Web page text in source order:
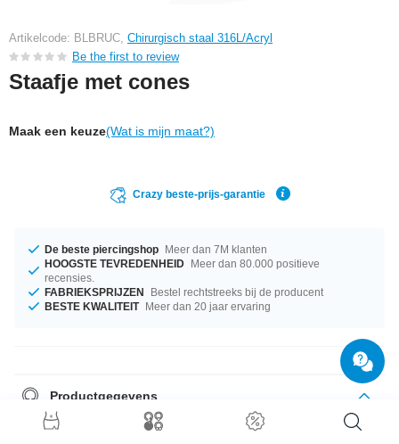
Artikelcode: BLBRUC, Chirurgisch staal 316L/Acryl
Be the first to review
Staafje met cones
Maak een keuze(Wat is mijn maat?)
Crazy beste-prijs-garantie
De beste piercingshop Meer dan 7M klanten
HOOGSTE TEVREDENHEID Meer dan 80.000 positieve
recensies.
FABRIEKSPRIJZEN
Bestel rechtstreeks bij de producent
BESTE KWALITEIT Meer dan 20 jaar ervaring
Productgegevens
De beschikbare diktes zijn 1.2 mm en 1.6 mm. De beschikbare lengtes
gaan van 4.5 mm tot 50 mm. Beide grootten 3 mm 5 mm passen perfect.